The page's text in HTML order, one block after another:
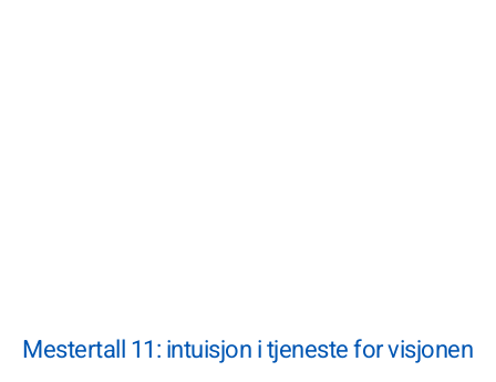
Mestertall 11: intuisjon i tjeneste for visjonen